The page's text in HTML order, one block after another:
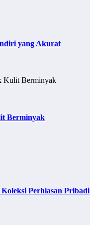
yang Akurat
Berminyak
Perhiasan Pribadi